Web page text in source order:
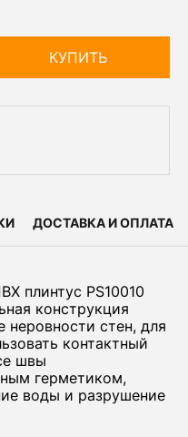
КУПИТЬ
ДОСТАВКА И ОПЛАТА
плинтус PS10010
конструкция
неровности стен, для
контактный
швы
герметиком,
воды и разрушение